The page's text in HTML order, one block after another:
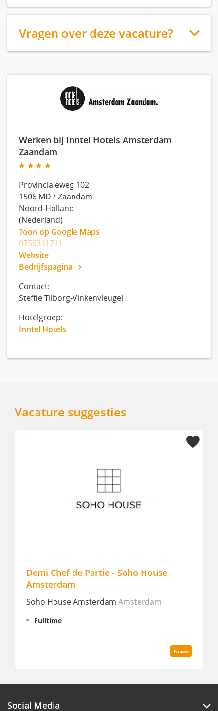
Vragen over deze vacature?
Werken bij Inntel Hotels Amsterdam
Zaandam
Provincialeweg 102
1506 MD /Zaandam
Noord-Holland
(Nederland)
Toon op Google Maps
0756311711
Website
Bedrijfspagina
Contact:
Steffie Tilborg-Vinkenvleugel
Hotelgroep:
Inntel Hotels
Vacature suggesties
Chef de Partie - Soho House
House AmsterdamAmsterdam
Fulltime
Social Media